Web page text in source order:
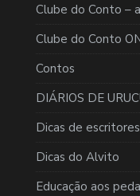
Clube do Conto –
Clube do Conto
Contos
DIÁRIOS DE
Dicas de
Dicas do Alvito
Educação aos